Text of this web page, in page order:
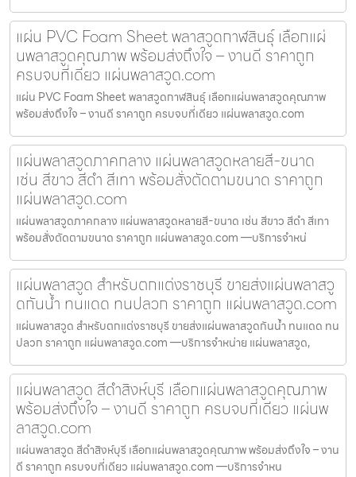
แผ่น PVC Foam Sheet พลาสวูดกาฬสินธุ์ เลือกแผ่
นพลาสวูดคุณภาพ พร้อมส่งถึงใจ – งานดี ราคาถูก
ครบจบที่เดียว แผ่นพลาสวูด.com
แผ่น PVC Foam Sheet พลาสวูดกาฬสินธุ์ เลือกแผ่นพลาสวูดคุณภาพ
พร้อมส่งถึงใจ – งานดี ราคาถูก ครบจบที่เดียว แผ่นพลาสวูด.com
แผ่นพลาสวูดภาคกลาง แผ่นพลาสวูดหลายสี-ขนาด
เช่น สีขาว สีดำ สีเทา พร้อมสั่งตัดตามขนาด ราคาถูก
แผ่นพลาสวูด.com
แผ่นพลาสวูดภาคกลาง แผ่นพลาสวูดหลายสี-ขนาด เช่น สีขาว สีดำ สีเทา
พร้อมสั่งตัดตามขนาด ราคาถูก แผ่นพลาสวูด.com —บริการจำหน่
แผ่นพลาสวูด สำหรับตกแต่งราชบุรี ขายส่งแผ่นพลาสวู
ดกันน้ำ ทนแดด ทนปลวก ราคาถูก แผ่นพลาสวูด.com
แผ่นพลาสวูด สำหรับตกแต่งราชบุรี ขายส่งแผ่นพลาสวูดกันน้ำ ทนแดด ทน
ปลวก ราคาถูก แผ่นพลาสวูด.com —บริการจำหน่าย แผ่นพลาสวูด,
แผ่นพลาสวูด สีดำสิงห์บุรี เลือกแผ่นพลาสวูดคุณภาพ
พร้อมส่งถึงใจ – งานดี ราคาถูก ครบจบที่เดียว แผ่นพ
ลาสวูด.com
แผ่นพลาสวูด สีดำสิงห์บุรี เลือกแผ่นพลาสวูดคุณภาพ พร้อมส่งถึงใจ – งาน
ดี ราคาถูก ครบจบที่เดียว แผ่นพลาสวูด.com —บริการจำหน